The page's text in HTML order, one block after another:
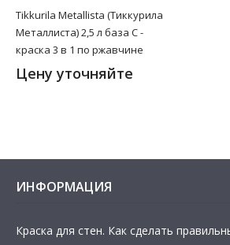
Tikkurila Metallista (Тиккурила
Металлиста) 2,5 л база C -
краска 3 в 1 по ржавчине
Цену уточняйте
ИНФОРМАЦИЯ
Краска для стен. Как сделать